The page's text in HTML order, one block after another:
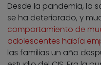
Desde la pandemia, la
se ha deteriorado, y
comportamiento de
adolescentes había
las familias un año